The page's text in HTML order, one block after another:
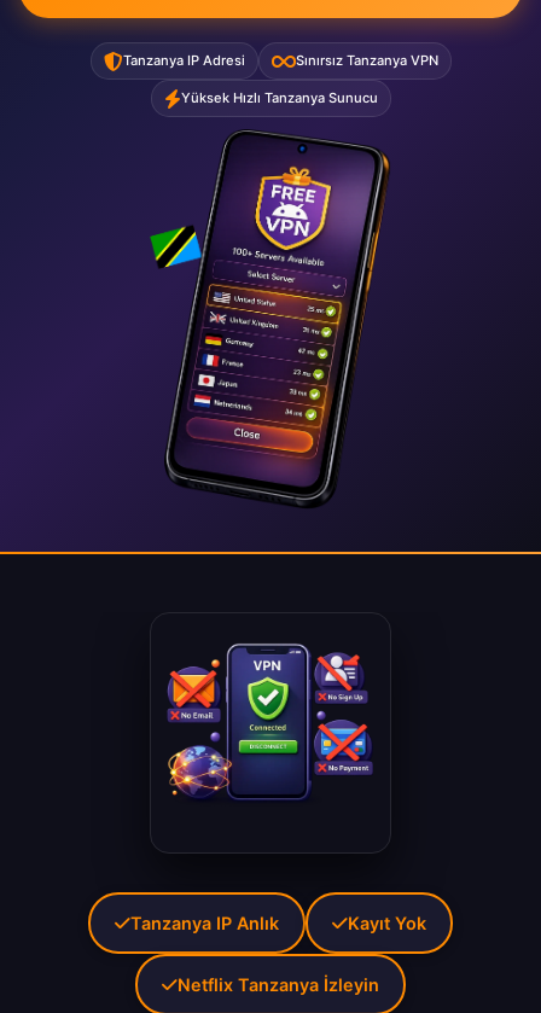
Tanzanya IP Adresi Sınırsız Tanzanya VPN
Yüksek Hızlı Tanzanya Sunucu
Tanzanya IP Anlık Kayıt Yok
Netflix Tanzanya İzleyin